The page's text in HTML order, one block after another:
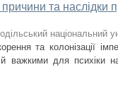
та наслідки
національний
та колонізації
й важкими для